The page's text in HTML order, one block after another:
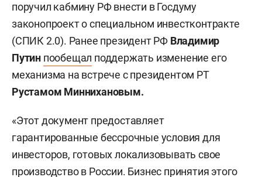
поручил кабмину РФ внести в Госдуму
законопроект о специальном инвестконтракте
(СПИК 2.0). Ранее президент РФ Владимир
Путин пообещал поддержать изменение его
механизма на встрече с президентом РТ
Рустамом Миннихановым.
«Этот документ предоставляет
гарантированные бессрочные условия для
инвесторов, готовых локализовывать свое
производство в России. Бизнес принятия этого